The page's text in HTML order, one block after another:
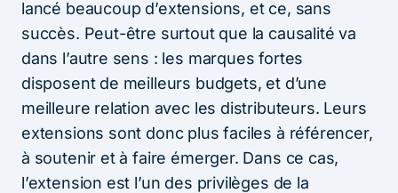
lancé beaucoup d’extensions, et ce, sans
succès. Peut-être surtout que la causalité va
dans l’autre sens : les marques fortes
disposent de meilleurs budgets, et d’une
meilleure relation avec les distributeurs. Leurs
extensions sont donc plus faciles à référencer,
à soutenir et à faire émerger. Dans ce cas,
l’extension est l’un des privilèges de la